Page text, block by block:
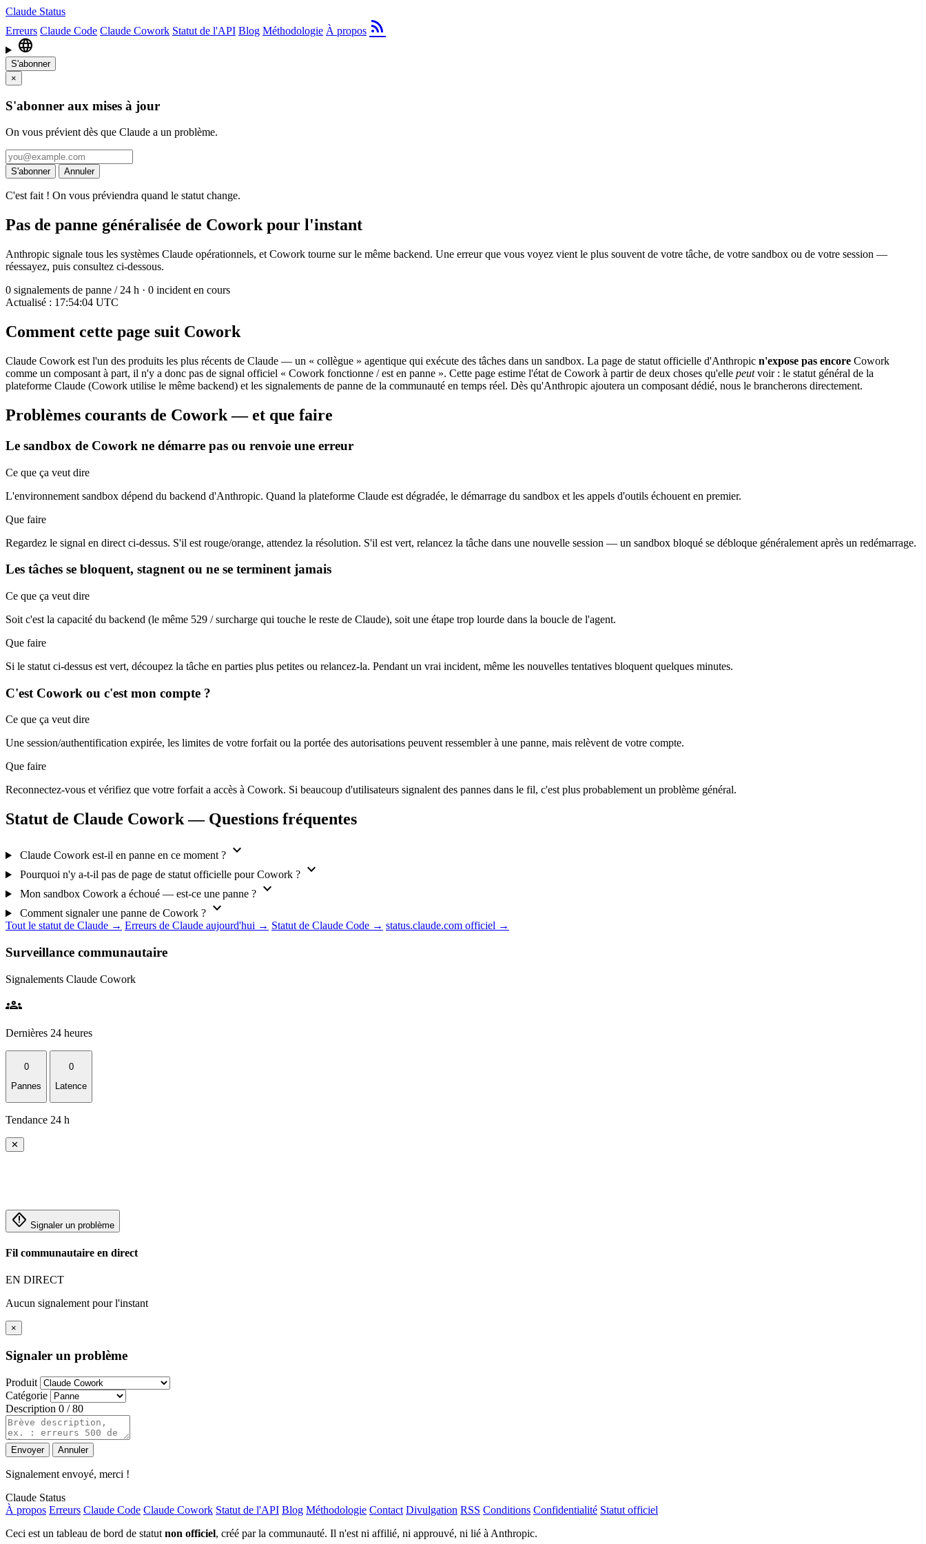
Claude Status
Erreurs Claude Code Claude Cowork Statut de l'API Blog Méthodologie À propos rss_feed
language
S'abonner
×
S'abonner aux mises à jour
On vous prévient dès que Claude a un problème.
S'abonner Annuler
C'est fait ! On vous préviendra quand le statut change.
Pas de panne généralisée de Cowork pour l'instant
Anthropic signale tous les systèmes Claude opérationnels, et Cowork tourne sur le même backend. Une erreur que vous voyez vient le plus souvent de votre tâche, de votre sandbox ou de votre session —
réessayez, puis consultez ci-dessous.
0 signalements de panne / 24 h · 0 incident en cours
Actualisé : 17:54:04 UTC
Comment cette page suit Cowork
Claude Cowork est l'un des produits les plus récents de Claude — un « collègue » agentique qui exécute des tâches dans un sandbox. La page de statut officielle d'Anthropic n'expose pas encore Cowork
comme un composant à part, il n'y a donc pas de signal officiel « Cowork fonctionne / est en panne ». Cette page estime l'état de Cowork à partir de deux choses qu'elle peutvoir : le statut général de la
plateforme Claude (Cowork utilise le même backend) et les signalements de panne de la communauté en temps réel. Dès qu'Anthropic ajoutera un composant dédié, nous le brancherons directement.
Problèmes courants de Cowork — et que faire
Le sandbox de Cowork ne démarre pas ou renvoie une erreur
Ce que ça veut dire
L'environnement sandbox dépend du backend d'Anthropic. Quand la plateforme Claude est dégradée, le démarrage du sandbox et les appels d'outils échouent en premier.
Que faire
Regardez le signal en direct ci-dessus. S'il est rouge/orange, attendez la résolution. S'il est vert, relancez la tâche dans une nouvelle session — un sandbox bloqué se débloque généralement après un redémarrage.
Les tâches se bloquent, stagnent ou ne se terminent jamais
Ce que ça veut dire
Soit c'est la capacité du backend (le même 529 / surcharge qui touche le reste de Claude), soit une étape trop lourde dans la boucle de l'agent.
Que faire
Si le statut ci-dessus est vert, découpez la tâche en parties plus petites ou relancez-la. Pendant un vrai incident, même les nouvelles tentatives bloquent quelques minutes.
C'est Cowork ou c'est mon compte ?
Ce que ça veut dire
Une session/authentification expirée, les limites de votre forfait ou la portée des autorisations peuvent ressembler à une panne, mais relèvent de votre compte.
Que faire
Reconnectez-vous et vérifiez que votre forfait a accès à Cowork. Si beaucoup d'utilisateurs signalent des pannes dans le fil, c'est plus probablement un problème général.
Statut de Claude Cowork — Questions fréquentes
Claude Cowork est-il en panne en ce moment ? expand_more
Pourquoi n'y a-t-il pas de page de statut officielle pour Cowork ? expand_more
Mon sandbox Cowork a échoué — est-ce une panne ? expand_more
Comment signaler une panne de Cowork ? expand_more
Tout le statut de Claude → Erreurs de Claude aujourd'hui → Statut de Claude Code → status.claude.com officiel →
Surveillance communautaire
Signalements Claude Cowork
groups
Dernières 24 heures
0
Pannes
0
Latence
Tendance 24 h
✕
emergency_home Signaler un problème
Fil communautaire en direct
EN DIRECT
Aucun signalement pour l'instant
×
Signaler un problème
Produit
Catégorie
Description 0 / 80
Envoyer Annuler
Signalement envoyé, merci !
Claude Status
À propos Erreurs Claude Code Claude Cowork Statut de l'API Blog Méthodologie Contact Divulgation RSS Conditions Confidentialité Statut officiel
Ceci est un tableau de bord de statut non officiel, créé par la communauté. Il n'est ni affilié, ni approuvé, ni lié à Anthropic.